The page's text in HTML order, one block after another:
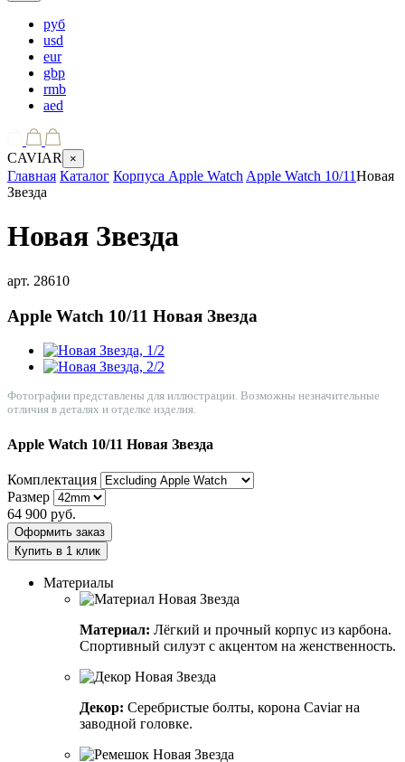
руб
usd
eur
gbp
rmb
aed
CAVIAR ×
Главная Каталог Корпуса Apple Watch Apple Watch 10/11Новая
Звезда
Новая Звезда
арт. 28610
Apple Watch 10/11 Новая Звезда
Фотографии представлены для иллюстрации. Возможны незначительные
отличия в деталях и отделке изделия.
Apple Watch 10/11 Новая Звезда
Комплектация
Размер
64 900 руб.
Оформить заказ
Купить в 1 клик
Материалы
Материал: Лёгкий и прочный корпус из карбона.
Спортивный силуэт с акцентом на женственность.
Декор: Серебристые болты, корона Caviar на
заводной головке.